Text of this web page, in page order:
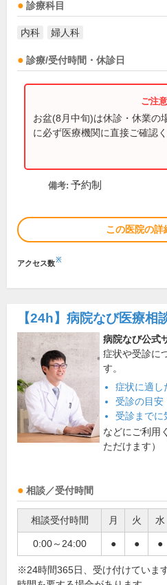
診療科目
内科 婦人科
診療/受付時間・休診日
お盆(8月中旬)は休診・休業の
に必ず医療機関に直接ご確認く
備考: 予約制
この医院の詳
アクセス数※
【24h】 病院なび医療相
病院なび公式
症状や受診に
す。
症状に適し
受診の目安
受診までに
などにご利用
ただけます）
相談／受付時間
相談受付時間 月 火 水
0:00～24:00 ● ● ●
※24時間365日、受け付けていま